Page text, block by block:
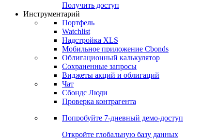
Получить доступ
Инструментарий
Портфель
Watchlist
Надстройка XLS
Мобильное приложение Cbonds
Облигационный калькулятор
Сохраненные запросы
Виджеты акций и облигаций
Чат
Сбондс Люди
Проверка контрагента
Попробуйте 7-дневный демо-доступ
Откройте глобальную базу данных